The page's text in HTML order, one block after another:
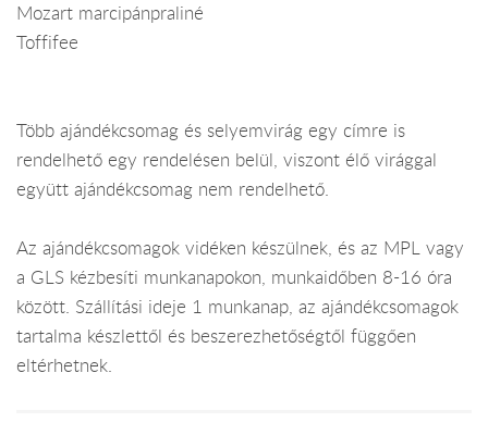
Mozart marcipánpraliné
Toffifee
Több ajándékcsomag és selyemvirág egy címre is
rendelhető egy rendelésen belül, viszont élő virággal
együtt ajándékcsomag nem rendelhető.
Az ajándékcsomagok vidéken készülnek, és az MPL vagy
a GLS kézbesíti munkanapokon, munkaidőben 8-16 óra
között. Szállítási ideje 1 munkanap, az ajándékcsomagok
tartalma készlettől és beszerezhetőségtől függően
eltérhetnek.